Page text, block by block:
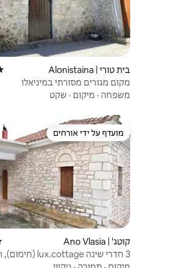
בית טורי | Alonistaina
מקום מגורים מסורתי במיניאלו
משפחה · מיקום · שקט
מועדף על ידי אורחים
מועדף על ידי אורחים
קוטג' | Ano Vlasia
Fi